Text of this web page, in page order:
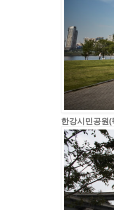
한강시민공원(